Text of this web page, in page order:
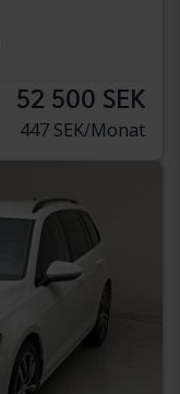
52 500 SEK
447 SEK/Monat